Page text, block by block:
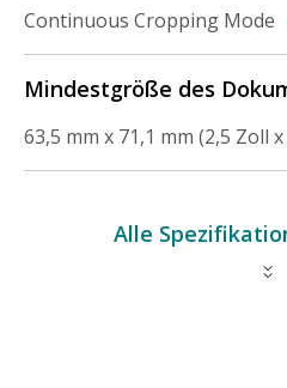
Continuous Cropping Mode
Mindestgröße des
63,5 mm x 71,1 mm (2,5 Zoll
Alle